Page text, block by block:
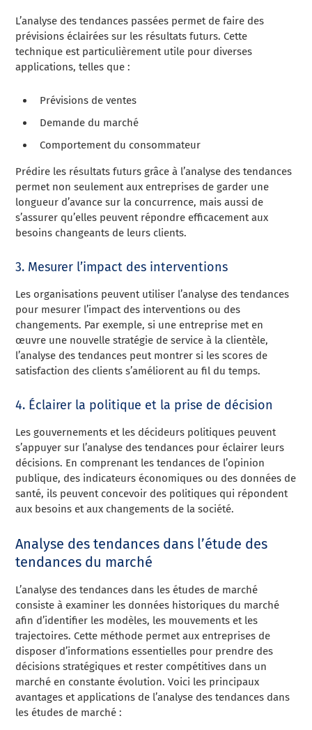
L’analyse des tendances passées permet de faire des
prévisions éclairées sur les résultats futurs. Cette
technique est particulièrement utile pour diverses
applications, telles que :
Prévisions de ventes
Demande du marché
Comportement du consommateur
Prédire les résultats futurs grâce à l’analyse des tendances
permet non seulement aux entreprises de garder une
longueur d’avance sur la concurrence, mais aussi de
s’assurer qu’elles peuvent répondre efficacement aux
besoins changeants de leurs clients.
3. Mesurer l’impact des interventions
Les organisations peuvent utiliser l’analyse des tendances
pour mesurer l’impact des interventions ou des
changements. Par exemple, si une entreprise met en
œuvre une nouvelle stratégie de service à la clientèle,
l’analyse des tendances peut montrer si les scores de
satisfaction des clients s’améliorent au fil du temps.
4. Éclairer la politique et la prise de décision
Les gouvernements et les décideurs politiques peuvent
s’appuyer sur l’analyse des tendances pour éclairer leurs
décisions. En comprenant les tendances de l’opinion
publique, des indicateurs économiques ou des données de
santé, ils peuvent concevoir des politiques qui répondent
aux besoins et aux changements de la société.
Analyse des tendances dans l’étude des
tendances du marché
L’analyse des tendances dans les études de marché
consiste à examiner les données historiques du marché
afin d’identifier les modèles, les mouvements et les
trajectoires. Cette méthode permet aux entreprises de
disposer d’informations essentielles pour prendre des
décisions stratégiques et rester compétitives dans un
marché en constante évolution. Voici les principaux
avantages et applications de l’analyse des tendances dans
les études de marché :